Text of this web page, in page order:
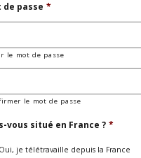
de passe *
le mot de passe
le mot de passe
vous situé en France ? *
Oui, je télétravaille depuis la France